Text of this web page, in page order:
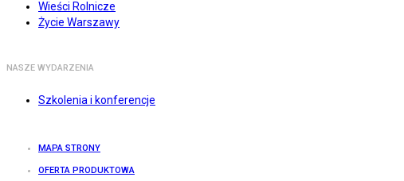
Wieści Rolnicze
Życie Warszawy
NASZE WYDARZENIA
Szkolenia i konferencje
MAPA STRONY
OFERTA PRODUKTOWA